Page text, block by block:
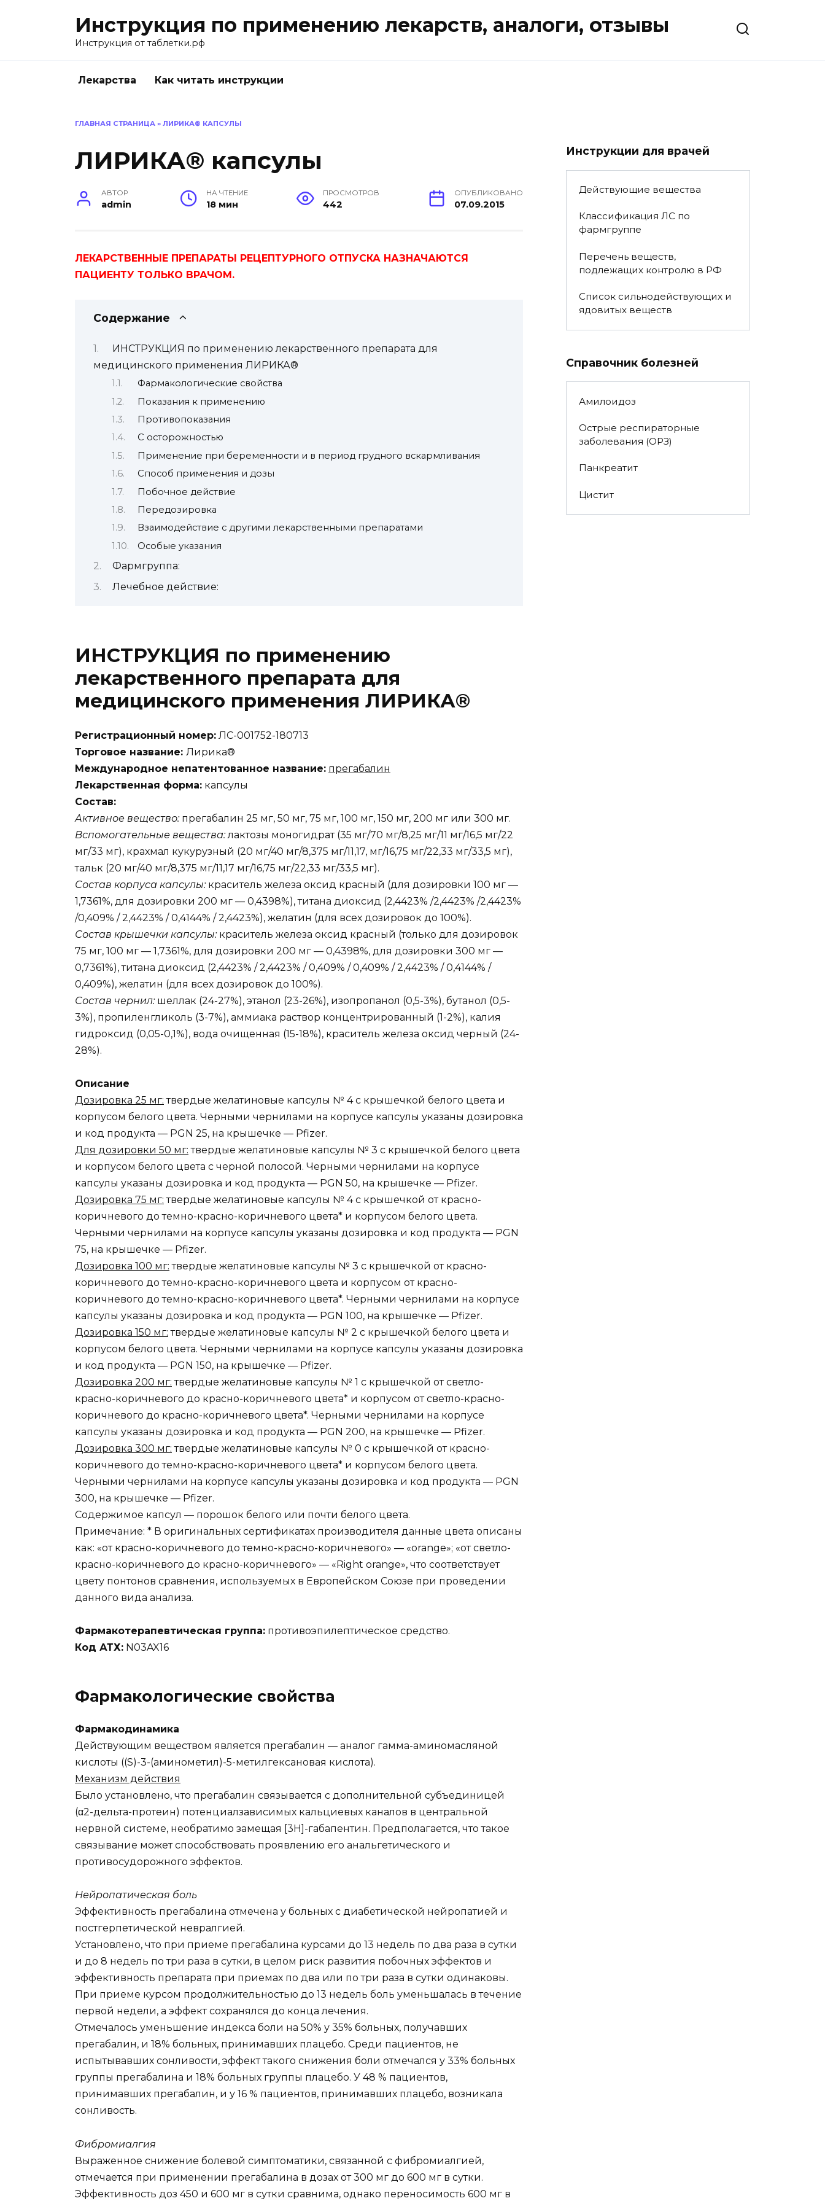
Инструкция по применению лекарств, аналоги, отзывы
Инструкция от таблетки.рф
Лекарства Как читать инструкции
ГЛАВНАЯ СТРАНИЦА » ЛИРИКА® КАПСУЛЫ
ЛИРИКА® капсулы
АВТОР
admin
НА ЧТЕНИЕ
18 мин
ПРОСМОТРОВ
442
ОПУБЛИКОВАНО
07.09.2015
ЛЕКАРСТВЕННЫЕ ПРЕПАРАТЫ РЕЦЕПТУРНОГО ОТПУСКА НАЗНАЧАЮТСЯ
ПАЦИЕНТУ ТОЛЬКО ВРАЧОМ.
Содержание
ИНСТРУКЦИЯ по применению лекарственного препарата для
медицинского применения ЛИРИКА®
Фармакологические свойства
Показания к применению
Противопоказания
С осторожностью
Применение при беременности и в период грудного вскармливания
Способ применения и дозы
Побочное действие
Передозировка
Взаимодействие с другими лекарственными препаратами
Особые указания
Фармгруппа:
Лечебное действие:
ИНСТРУКЦИЯ по применению
лекарственного препарата для
медицинского применения ЛИРИКА®
Регистрационный номер: ЛС-001752-180713
Торговое название: Лирика®
Международное непатентованное название: прегабалин
Лекарственная форма: капсулы
Состав:
Активное вещество:прегабалин 25 мг, 50 мг, 75 мг, 100 мг, 150 мг, 200 мг или 300 мг.
Вспомогательные вещества:лактозы моногидрат (35 мг/70 мг/8,25 мг/11 мг/16,5 мг/22
мг/33 мг), крахмал кукурузный (20 мг/40 мг/8,375 мг/11,17, мг/16,75 мг/22,33 мг/33,5 мг),
тальк (20 мг/40 мг/8,375 мг/11,17 мг/16,75 мг/22,33 мг/33,5 мг).
Состав корпуса капсулы:краситель железа оксид красный (для дозировки 100 мг —
1,7361%, для дозировки 200 мг — 0,4398%), титана диоксид (2,4423% /2,4423% /2,4423%
/0,409% / 2,4423% / 0,4144% / 2,4423%), желатин (для всех дозировок до 100%).
Состав крышечки капсулы:краситель железа оксид красный (только для дозировок
75 мг, 100 мг — 1,7361%, для дозировки 200 мг — 0,4398%, для дозировки 300 мг —
0,7361%), титана диоксид (2,4423% / 2,4423% / 0,409% / 0,409% / 2,4423% / 0,4144% /
0,409%), желатин (для всех дозировок до 100%).
Состав чернил:шеллак (24-27%), этанол (23-26%), изопропанол (0,5-3%), бутанол (0,5-
3%), пропиленгликоль (3-7%), аммиака раствор концентрированный (1-2%), калия
гидроксид (0,05-0,1%), вода очищенная (15-18%), краситель железа оксид черный (24-
28%).
Описание
Дозировка 25 мг: твердые желатиновые капсулы № 4 с крышечкой белого цвета и
корпусом белого цвета. Черными чернилами на корпусе капсулы указаны дозировка
и код продукта — PGN 25, на крышечке — Pfizer.
Для дозировки 50 мг: твердые желатиновые капсулы № 3 с крышечкой белого цвета
и корпусом белого цвета с черной полосой. Черными чернилами на корпусе
капсулы указаны дозировка и код продукта — PGN 50, на крышечке — Pfizer.
Дозировка 75 мг: твердые желатиновые капсулы № 4 с крышечкой от красно-
коричневого до темно-красно-коричневого цвета* и корпусом белого цвета.
Черными чернилами на корпусе капсулы указаны дозировка и код продукта — PGN
75, на крышечке — Pfizer.
Дозировка 100 мг: твердые желатиновые капсулы № 3 с крышечкой от красно-
коричневого до темно-красно-коричневого цвета и корпусом от красно-
коричневого до темно-красно-коричневого цвета*. Черными чернилами на корпусе
капсулы указаны дозировка и код продукта — PGN 100, на крышечке — Pfizer.
Дозировка 150 мг: твердые желатиновые капсулы № 2 с крышечкой белого цвета и
корпусом белого цвета. Черными чернилами на корпусе капсулы указаны дозировка
и код продукта — PGN 150, на крышечке — Pfizer.
Дозировка 200 мг: твердые желатиновые капсулы № 1 с крышечкой от светло-
красно-коричневого до красно-коричневого цвета* и корпусом от светло-красно-
коричневого до красно-коричневого цвета*. Черными чернилами на корпусе
капсулы указаны дозировка и код продукта — PGN 200, на крышечке — Pfizer.
Дозировка 300 мг: твердые желатиновые капсулы № 0 с крышечкой от красно-
коричневого до темно-красно-коричневого цвета* и корпусом белого цвета.
Черными чернилами на корпусе капсулы указаны дозировка и код продукта — PGN
300, на крышечке — Pfizer.
Содержимое капсул — порошок белого или почти белого цвета.
Примечание: * В оригинальных сертификатах производителя данные цвета описаны
как: «от красно-коричневого до темно-красно-коричневого» — «orange»; «от светло-
красно-коричневого до красно-коричневого» — «Right orange», что соответствует
цвету понтонов сравнения, используемых в Европейском Союзе при проведении
данного вида анализа.
Фармакотерапевтическая группа: противоэпилептическое средство.
Код АТХ: N03AX16
Фармакологические свойства
Фармакодинамика
Действующим веществом является прегабалин — аналог гамма-аминомасляной
кислоты ((S)-3-(аминометил)-5-метилгексановая кислота).
Механизм действия
Было установлено, что прегабалин связывается с дополнительной субъединицей
(α2-дельта-протеин) потенциалзависимых кальциевых каналов в центральной
нервной системе, необратимо замещая [3H]-габапентин. Предполагается, что такое
связывание может способствовать проявлению его анальгетического и
противосудорожного эффектов.
Нейропатическая боль
Эффективность прегабалина отмечена у больных с диабетической нейропатией и
постгерпетической невралгией.
Установлено, что при приеме прегабалина курсами до 13 недель по два раза в сутки
и до 8 недель по три раза в сутки, в целом риск развития побочных эффектов и
эффективность препарата при приемах по два или по три раза в сутки одинаковы.
При приеме курсом продолжительностью до 13 недель боль уменьшалась в течение
первой недели, а эффект сохранялся до конца лечения.
Отмечалось уменьшение индекса боли на 50% у 35% больных, получавших
прегабалин, и 18% больных, принимавших плацебо. Среди пациентов, не
испытывавших сонливости, эффект такого снижения боли отмечался у 33% больных
группы прегабалина и 18% больных группы плацебо. У 48 % пациентов,
принимавших прегабалин, и у 16 % пациентов, принимавших плацебо, возникала
сонливость.
Фибромиалгия
Выраженное снижение болевой симптоматики, связанной с фибромиалгией,
отмечается при применении прегабалина в дозах от 300 мг до 600 мг в сутки.
Эффективность доз 450 и 600 мг в сутки сравнима, однако переносимость 600 мг в
Инструкции для врачей
Действующие вещества
Классификация ЛС по
фармгруппе
Перечень веществ,
подлежащих контролю в РФ
Список сильнодействующих и
ядовитых веществ
Справочник болезней
Амилоидоз
Острые респираторные
заболевания (ОРЗ)
Панкреатит
Цистит